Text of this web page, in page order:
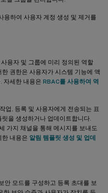
용하여 사용자 계정 생성 및 제거를
용자 및 그룹에 미리 정의된 역할
권한은 사용자가 시스템 기능에 액
자세한 내용은 RBAC를 사용하여 역
업, 등록 및 사용자에게 전송되는 표
을 생성하거나 업데이트합니다.
가지 채널을 통해 메시지를 보내도
한 내용은 알림 템플릿 생성 및 업데
안 모드를 구성하고 등록 초대를 보